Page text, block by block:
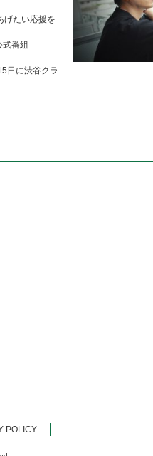
げたい応援を
番組
日に渋谷クラ
POLICY